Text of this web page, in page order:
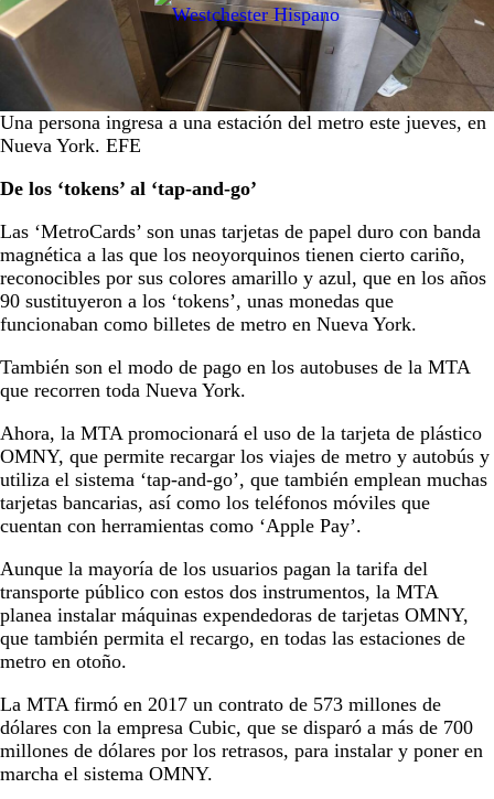
Una persona ingresa a una estación del metro este jueves, en
Nueva York. EFE
De los ‘tokens’ al ‘tap-and-go’
Las ‘MetroCards’ son unas tarjetas de papel duro con banda
magnética a las que los neoyorquinos tienen cierto cariño,
reconocibles por sus colores amarillo y azul, que en los años
90 sustituyeron a los ‘tokens’, unas monedas que
funcionaban como billetes de metro en Nueva York.
También son el modo de pago en los autobuses de la MTA
que recorren toda Nueva York.
Ahora, la MTA promocionará el uso de la tarjeta de plástico
OMNY, que permite recargar los viajes de metro y autobús y
utiliza el sistema ‘tap-and-go’, que también emplean muchas
tarjetas bancarias, así como los teléfonos móviles que
cuentan con herramientas como ‘Apple Pay’.
Aunque la mayoría de los usuarios pagan la tarifa del
transporte público con estos dos instrumentos, la MTA
planea instalar máquinas expendedoras de tarjetas OMNY,
que también permita el recargo, en todas las estaciones de
metro en otoño.
La MTA firmó en 2017 un contrato de 573 millones de
dólares con la empresa Cubic, que se disparó a más de 700
millones de dólares por los retrasos, para instalar y poner en
marcha el sistema OMNY.